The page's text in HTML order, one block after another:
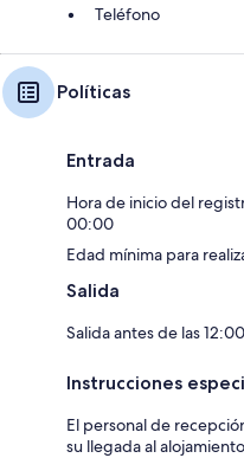
Teléfono
Políticas
Entrada
Hora de inicio del
00:00
Edad mínima para
Salida
Salida antes de las 12:00
Instrucciones
El personal de
su llegada al